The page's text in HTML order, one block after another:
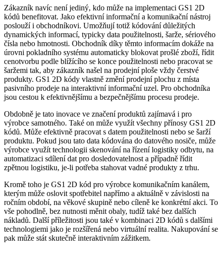
Zákazník navíc není jediný, kdo může na implementaci GS1 2D
kódů benefitovat. Jako efektivní informační a komunikační nástroj
poslouží i obchodníkovi. Umožňují totiž kódování důležitých
dynamických informací, typicky data použitelnosti, šarže, sériového
čísla nebo hmotnosti. Obchodník díky těmto informacím dokáže na
úrovni pokladního systému automaticky blokovat prošlé zboží, řídit
cenotvorbu podle blížícího se konce použitelnosti nebo pracovat se
šaržemi tak, aby zákazník našel na prodejní ploše vždy čerstvé
produkty. GS1 2D kódy vlastně změní prodejní plochu z místa
pasivního prodeje na interaktivní informační uzel. Pro obchodníka
jsou cestou k efektivnějšímu a bezpečnějšímu procesu prodeje.
Obdobně je tato inovace ve značení produktů zajímavá i pro
výrobce samotného. Také on může využít všechny přínosy GS1 2D
kódů. Může efektivně pracovat s datem použitelnosti nebo se šarží
produktu. Pokud jsou tato data kódována do datového nosiče, může
výrobce využít technologii skenování na řízení logistiky odbytu, na
automatizaci sdílení dat pro dosledovatelnost a případně řídit
zpětnou logistiku, je-li potřeba stahovat vadné produkty z trhu.
Kromě toho je GS1 2D kód pro výrobce komunikačním kanálem,
kterým může oslovit spotřebitel napřímo a aktuálně v závislosti na
ročním období, na věkové skupině nebo cíleně ke konkrétní akci. To
vše pohodlně, bez nutnosti měnit obaly, tudíž také bez dalších
nákladů. Další příležitosti jsou také v kombinaci 2D kódů s dalšími
technologiemi jako je rozšířená nebo virtuální realita. Nakupování se
pak může stát skutečně interaktivním zážitkem.